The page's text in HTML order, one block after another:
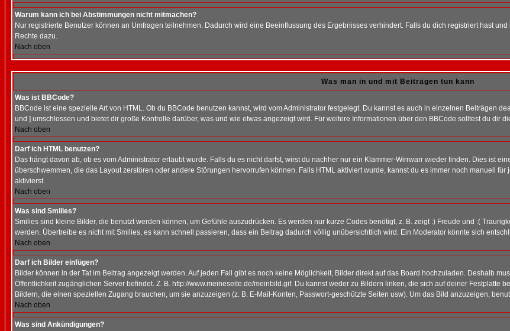
Warum kann ich bei Abstimmungen nicht mitmachen?
Nur registrierte Benutzer können an Umfragen teilnehmen. Dadurch wird eine Beeinflussung des Ergebnisses verhindert. Falls du dich registriert hast
Rechte dazu.
Nach oben
Was man in und mit Beiträgen tun kann
Was ist BBCode?
BBCode ist eine spezielle Art von HTML. Ob du BBCode benutzen kannst, wird vom Administrator festgelegt. Du kannst es auch in einzelnen Beiträgen
und ] umschlossen und bietet dir große Kontrolle darüber, was und wie etwas angezeigt wird. Für weitere Informationen über den BBCode solltest du dir
Nach oben
Darf ich HTML benutzen?
Das hängt davon ab, ob es vom Administrator erlaubt wurde. Falls du es nicht darfst, wirst du nachher nur ein Klammer-Wirrwarr wieder finden. Dies ist
überschwemmen, die das Layout zerstören oder andere Störungen hervorrufen können. Falls HTML aktiviert wurde, kannst du es immer noch manuell
aktivierst.
Nach oben
Was sind Smilies?
Smilies sind kleine Bilder, die benutzt werden können, um Gefühle auszudrücken. Es werden nur kurze Codes benötigt, z. B. zeigt :) Freude und :(
werden. Übertreibe es nicht mit Smilies, es kann schnell passieren, dass ein Beitrag dadurch völlig unübersichtlich wird. Ein Moderator könnte sich
Nach oben
Darf ich Bilder einfügen?
Bilder können in der Tat im Beitrag angezeigt werden. Auf jeden Fall gibt es noch keine Möglichkeit, Bilder direkt auf das Board hochzuladen. Deshalb
Öffentlichkeit zugänglichen Server befindet. Z. B. http://www.meineseite.de/meinbild.gif. Du kannst weder zu Bildern linken, die sich auf deiner Festplatte
Bildern, die einen speziellen Zugang brauchen, um sie anzuzeigen (z. B. E-Mail-Konten, Passwort-geschützte Seiten usw). Um das Bild anzuzeigen,
Nach oben
Was sind Ankündigungen?